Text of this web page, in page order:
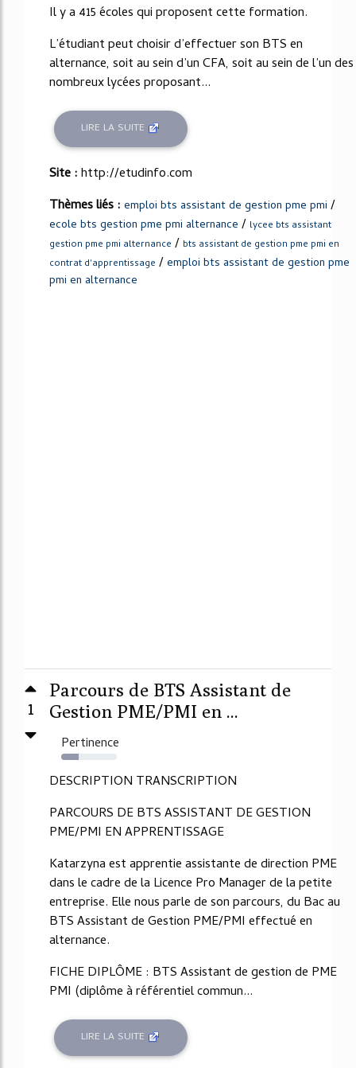
Il y a 415 écoles qui proposent cette formation.
L’étudiant peut choisir d’effectuer son BTS en
alternance, soit au sein d’un CFA, soit au sein de l’un des
nombreux lycées proposant...
LIRE LA SUITE
Site :http://etudinfo.com
Thèmes liés : emploi bts assistant de gestion pme pmi /
ecole bts gestion pme pmi alternance / lycee bts assistant
gestion pme pmi alternance / bts assistant de gestion pme pmi en
contrat d'apprentissage /emploi bts assistant de gestion pme
pmi en alternance
1
Parcours de BTS Assistant de
Gestion PME/PMI en ...
Pertinence
31%
DESCRIPTION TRANSCRIPTION
PARCOURS DE BTS ASSISTANT DE GESTION
PME/PMI EN APPRENTISSAGE
Katarzyna est apprentie assistante de direction PME
dans le cadre de la Licence Pro Manager de la petite
entreprise. Elle nous parle de son parcours, du Bac au
BTS Assistant de Gestion PME/PMI effectué en
alternance.
FICHE DIPLÔME : BTS Assistant de gestion de PME
PMI (diplôme à référentiel commun...
LIRE LA SUITE